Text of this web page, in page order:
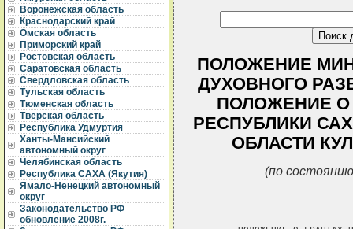
Воронежская область
Краснодарский край
Омская область
Приморский край
Ростовская область
Саратовская область
Свердловская область
Тульская область
Тюменская область
Тверская область
Республика Удмуртия
Ханты-Мансийский
автономный округ
Челябинская область
Республика САХА (Якутия)
Ямало-Ненецкий автономный
округ
Законодательство РФ
обновление 2008г.
ПОЛОЖЕНИЕ
ДУХОВНОГО
ПОЛОЖЕНИЕ О
РЕСПУБЛИКИ
ОБЛАСТИ
(по